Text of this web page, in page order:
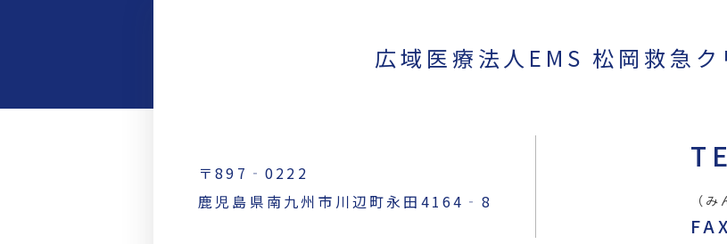
広域医療法人EMS 松岡救急ク
〒897‐0222
鹿児島県南九州市川辺町永田4164‐8
（